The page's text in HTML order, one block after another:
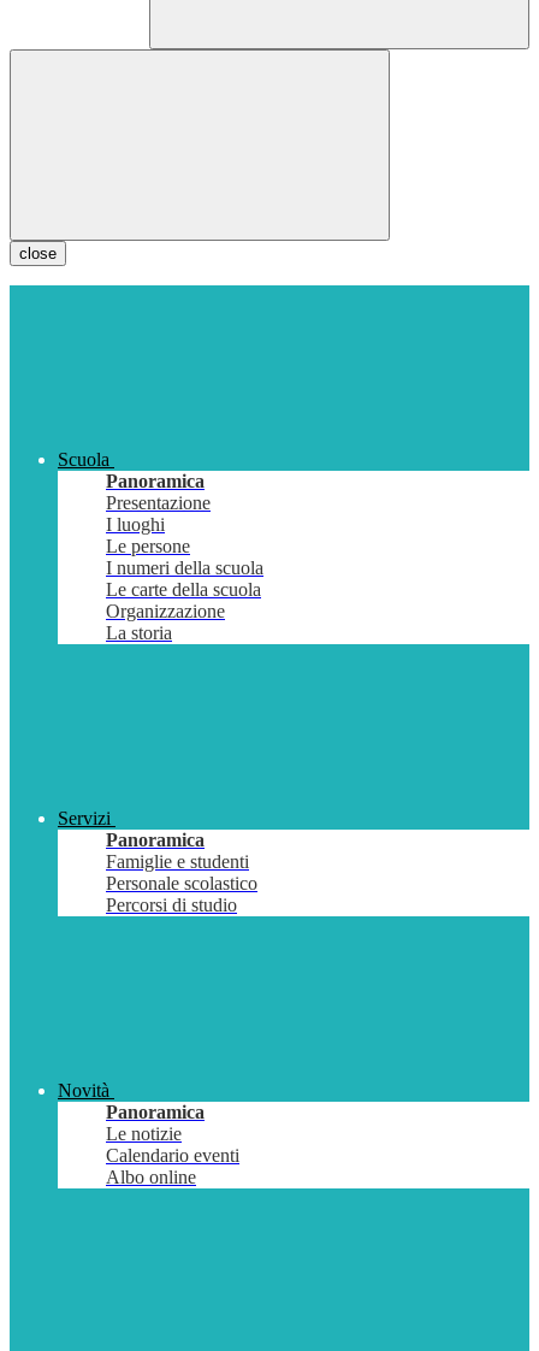
close
Scuola
Panoramica
Presentazione
I luoghi
Le persone
I numeri della scuola
Le carte della scuola
Organizzazione
La storia
Servizi
Panoramica
Famiglie e studenti
Personale scolastico
Percorsi di studio
Novità
Panoramica
Le notizie
Calendario eventi
Albo online